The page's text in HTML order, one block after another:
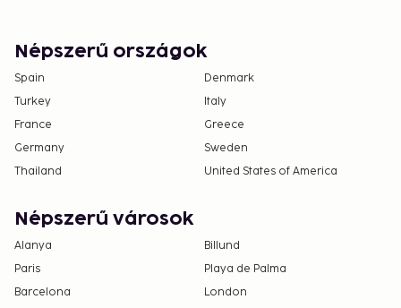
Népszerű országok
Spain
Denmark
Turkey
Italy
France
Greece
Germany
Sweden
Thailand
United States of America
Népszerű városok
Alanya
Billund
Paris
Playa de Palma
Barcelona
London